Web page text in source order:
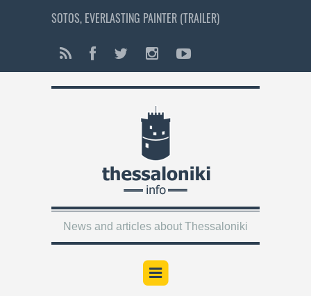
SOTOS, EVERLASTING PAINTER (TRAILER)
News and articles about Thessaloniki